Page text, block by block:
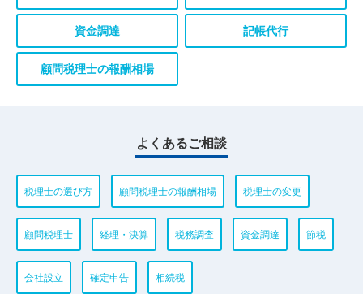
資金調達 記帳代行
顧問税理士の報酬相場
よくあるご相談
税理士の選び方 顧問税理士の報酬相場 税理士の変更
顧問税理士 経理・決算 税務調査 資金調達 節税
会社設立 確定申告 相続税